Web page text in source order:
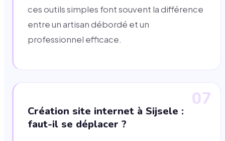
ces outils simples font souvent la différence
entre un artisan débordé et un
professionnel efficace.
07
Création site internet à Sijsele :
faut-il se déplacer ?